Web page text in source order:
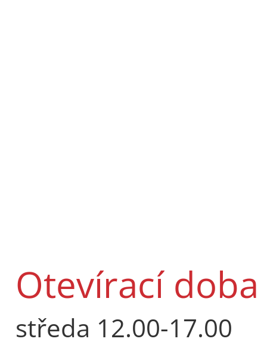
Otevírací doba
středa 12.00-17.00